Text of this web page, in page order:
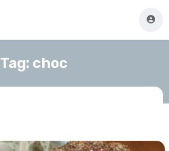
Tag: choc